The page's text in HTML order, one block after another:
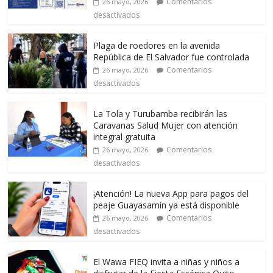
desactivados
Plaga de roedores en la avenida
República de El Salvador fue controlada
26 mayo, 2026
Comentarios
desactivados
La Tola y Turubamba recibirán las
Caravanas Salud Mujer con atención
integral gratuita
26 mayo, 2026
Comentarios
desactivados
¡Atención! La nueva App para pagos del
peaje Guayasamín ya está disponible
26 mayo, 2026
Comentarios
desactivados
El Wawa FIEQ invita a niñas y niños a